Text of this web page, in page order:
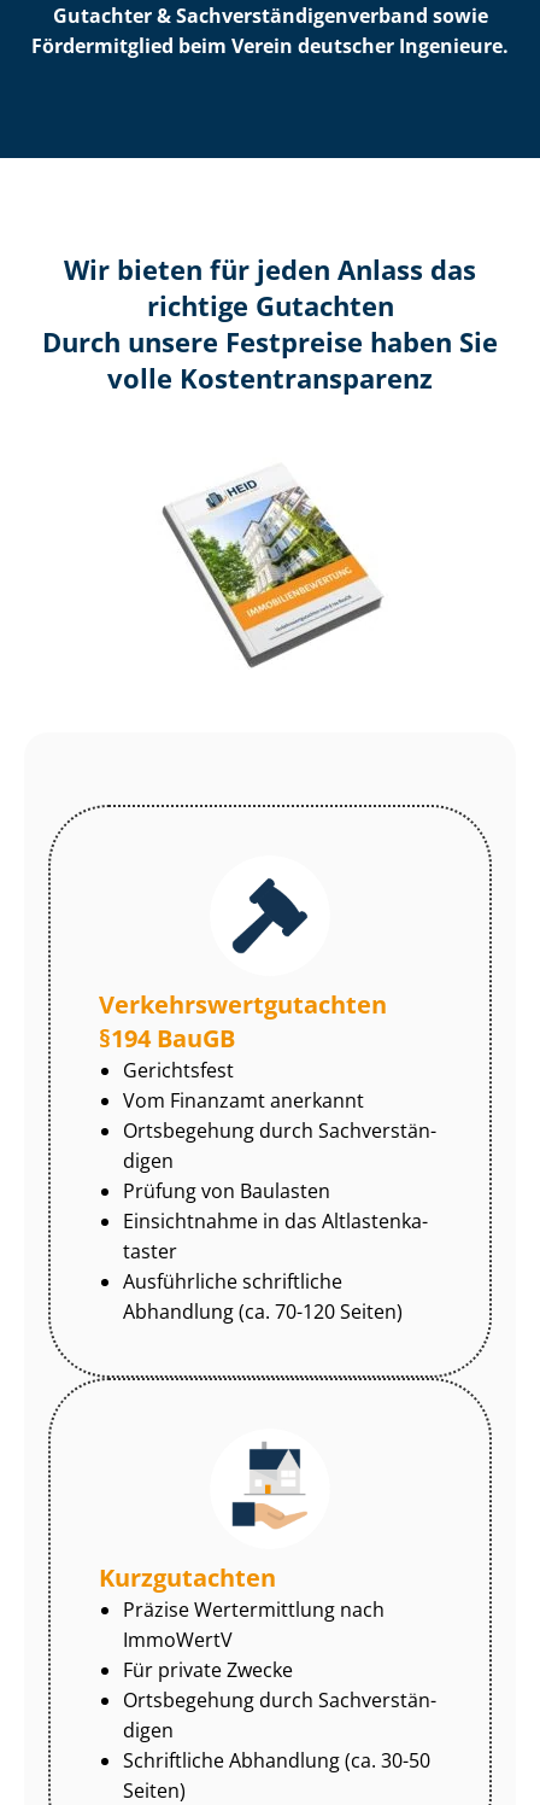
Gutachter & Sach­ver­stän­di­gen­ver­band sowie
Fördermitglied beim Verein deutscher Ingenieure.
Wir bieten für jeden Anlass das
richtige Gutachten
Durch unsere Festpreise haben Sie
volle Kosten­transparenz
Ver­kehrs­wert­gut­ach­ten
§194 BauGB
Gerichtsfest
Vom Finanzamt anerkannt
Ortsbegehung durch Sach­ver­stän­
di­gen
Prüfung von Baulasten
Einsichtnahme in das Alt­las­ten­ka­
tas­ter
Ausführliche schriftliche
Abhandlung (ca. 70-120 Seiten)
Kurzgutachten
Präzise Wertermittlung nach
ImmoWertV
Für private Zwecke
Ortsbegehung durch Sach­ver­stän­
di­gen
Schriftliche Abhandlung (ca. 30-50
Seiten)